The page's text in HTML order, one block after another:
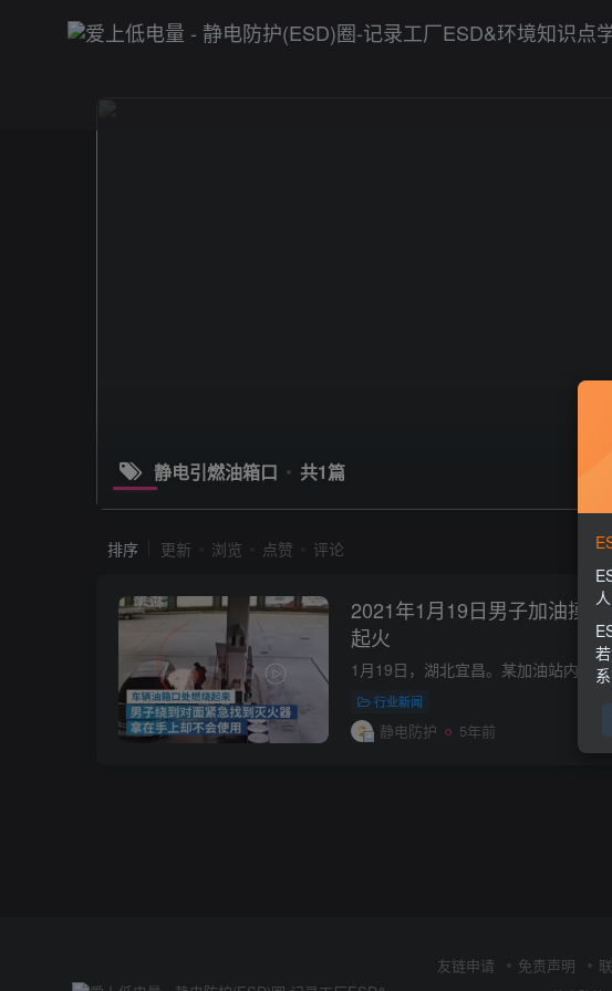
静电引燃油箱口 共1篇
排序 更新 浏览 点赞 评论
2021年1月19日男子加油摸
起火
行业新闻
静电防护 5年前
友链申请 免责声明